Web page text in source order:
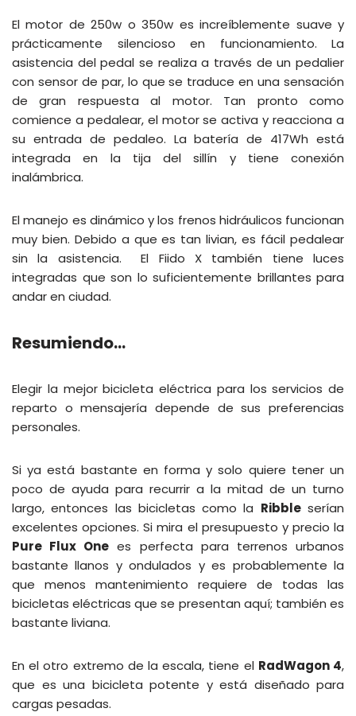
El motor de 250w o 350w es increíblemente suave y
prácticamente silencioso en funcionamiento. La
asistencia del pedal se realiza a través de un pedalier
con sensor de par, lo que se traduce en una sensación
de gran respuesta al motor. Tan pronto como
comience a pedalear, el motor se activa y reacciona a
su entrada de pedaleo. La batería de 417Wh está
integrada en la tija del sillín y tiene conexión
inalámbrica.
El manejo es dinámico y los frenos hidráulicos funcionan
muy bien. Debido a que es tan livian, es fácil pedalear
sin la asistencia. El Fiido X también tiene luces
integradas que son lo suficientemente brillantes para
andar en ciudad.
Resumiendo…
Elegir la mejor bicicleta eléctrica para los servicios de
reparto o mensajería depende de sus preferencias
personales.
Si ya está bastante en forma y solo quiere tener un
poco de ayuda para recurrir a la mitad de un turno
largo, entonces las bicicletas como la Ribbleserían
excelentes opciones. Si mira el presupuesto y precio la
Pure Flux One es perfecta para terrenos urbanos
bastante llanos y ondulados y es probablemente la
que menos mantenimiento requiere de todas las
bicicletas eléctricas que se presentan aquí; también es
bastante liviana.
En el otro extremo de la escala, tiene el RadWagon 4,
que es una bicicleta potente y está diseñado para
cargas pesadas.